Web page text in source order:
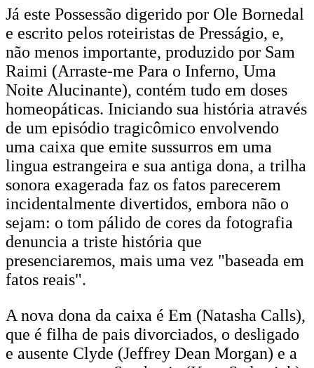
Já este Possessão digerido por Ole Bornedal
e escrito pelos roteiristas de Presságio, e,
não menos importante, produzido por Sam
Raimi (Arraste-me Para o Inferno, Uma
Noite Alucinante), contém tudo em doses
homeopáticas. Iniciando sua história através
de um episódio tragicômico envolvendo
uma caixa que emite sussurros em uma
lingua estrangeira e sua antiga dona, a trilha
sonora exagerada faz os fatos parecerem
incidentalmente divertidos, embora não o
sejam: o tom pálido de cores da fotografia
denuncia a triste história que
presenciaremos, mais uma vez "baseada em
fatos reais".
A nova dona da caixa é Em (Natasha Calls),
que é filha de pais divorciados, o desligado
e ausente Clyde (Jeffrey Dean Morgan) e a